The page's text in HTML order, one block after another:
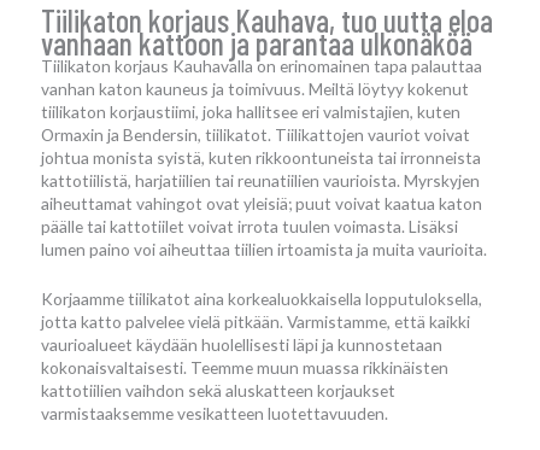
Tiilikaton korjaus Kauhava, tuo uutta eloa
vanhaan kattoon ja parantaa ulkonäköä
Tiilikaton korjaus Kauhavalla on erinomainen tapa palauttaa
vanhan katon kauneus ja toimivuus. Meiltä löytyy kokenut
tiilikaton korjaustiimi, joka hallitsee eri valmistajien, kuten
Ormaxin ja Bendersin, tiilikatot. Tiilikattojen vauriot voivat
johtua monista syistä, kuten rikkoontuneista tai irronneista
kattotiilistä, harjatiilien tai reunatiilien vaurioista. Myrskyjen
aiheuttamat vahingot ovat yleisiä; puut voivat kaatua katon
päälle tai kattotiilet voivat irrota tuulen voimasta. Lisäksi
lumen paino voi aiheuttaa tiilien irtoamista ja muita vaurioita.
Korjaamme tiilikatot aina korkealuokkaisella lopputuloksella,
jotta katto palvelee vielä pitkään. Varmistamme, että kaikki
vaurioalueet käydään huolellisesti läpi ja kunnostetaan
kokonaisvaltaisesti. Teemme muun muassa rikkinäisten
kattotiilien vaihdon sekä aluskatteen korjaukset
varmistaaksemme vesikatteen luotettavuuden.